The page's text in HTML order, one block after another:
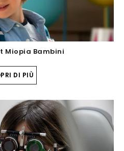
Miopia Bambini
DI PIÙ